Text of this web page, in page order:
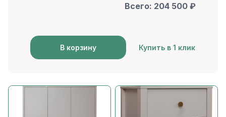
Всего: 204 500 ₽
В корзину Купить в 1 клик